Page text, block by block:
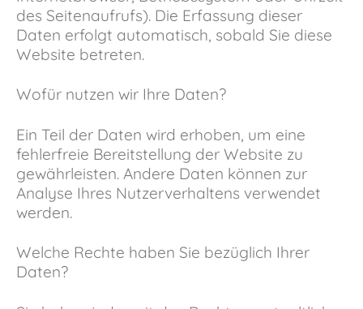
des Seitenaufrufs). Die Erfassung dieser
Daten erfolgt automatisch, sobald Sie diese
Website betreten.
Wofür nutzen wir Ihre Daten?
Ein Teil der Daten wird erhoben, um eine
fehlerfreie Bereitstellung der Website zu
gewährleisten. Andere Daten können zur
Analyse Ihres Nutzerverhaltens verwendet
werden.
Welche Rechte haben Sie bezüglich Ihrer
Daten?